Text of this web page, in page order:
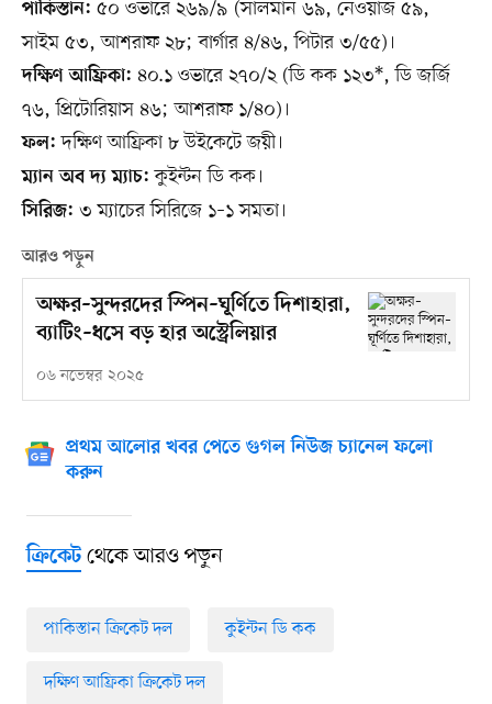
পাকিস্তান: ৫০ ওভারে ২৬৯/৯ (সালমান ৬৯, নেওয়াজ ৫৯,
সাইম ৫৩, আশরাফ ২৮; বার্গার ৪/৪৬, পিটার ৩/৫৫)।
দক্ষিণ আফ্রিকা: ৪০.১ ওভারে ২৭০/২ (ডি কক ১২৩*, ডি জর্জি
৭৬, প্রিটোরিয়াস ৪৬; আশরাফ ১/৪০)।
ফল: দক্ষিণ আফ্রিকা ৮ উইকেটে জয়ী।
ম্যান অব দ্য ম্যাচ: কুইন্টন ডি কক।
সিরিজ: ৩ ম্যাচের সিরিজে ১–১ সমতা।
আরও পড়ুন
অক্ষর–সুন্দরদের স্পিন–ঘূর্ণিতে দিশাহারা,
ব্যাটিং–ধসে বড় হার অস্ট্রেলিয়ার
০৬ নভেম্বর ২০২৫
প্রথম আলোর খবর পেতে গুগল নিউজ চ্যানেল ফলো
করুন
ক্রিকেটথেকে আরও পড়ুন
পাকিস্তান ক্রিকেট দল কুইন্টন ডি কক
দক্ষিণ আফ্রিকা ক্রিকেট দল